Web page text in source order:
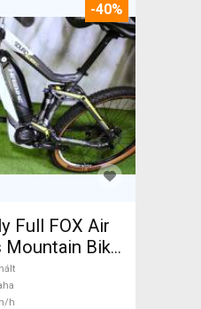
-40%
Full FOX Air
Mountain Bike
h